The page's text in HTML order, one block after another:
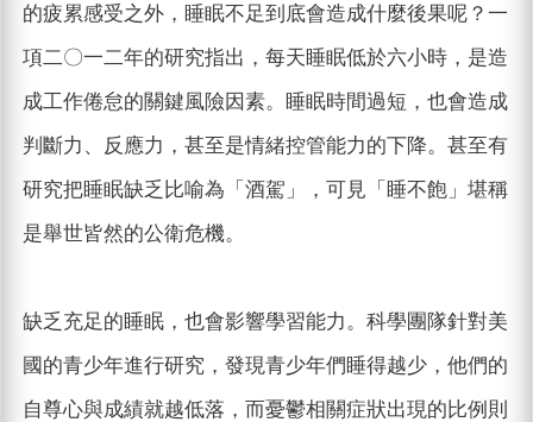
的疲累感受之外，睡眠不足到底會造成什麼後果呢？一
項二〇一二年的研究指出，每天睡眠低於六小時，是造
成工作倦怠的關鍵風險因素。睡眠時間過短，也會造成
判斷力、反應力，甚至是情緒控管能力的下降。甚至有
研究把睡眠缺乏比喻為「酒駕」，可見「睡不飽」堪稱
是舉世皆然的公衛危機。
缺乏充足的睡眠，也會影響學習能力。科學團隊針對美
國的青少年進行研究，發現青少年們睡得越少，他們的
自尊心與成績就越低落，而憂鬱相關症狀出現的比例則